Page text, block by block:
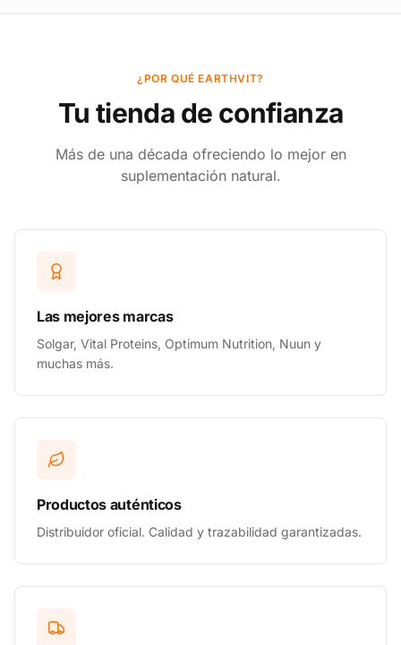
¿POR QUÉ EARTHVIT?
Tu tienda de confianza
Más de una década ofreciendo lo mejor en
suplementación natural.
Las mejores marcas
Solgar, Vital Proteins, Optimum Nutrition, Nuun y
muchas más.
Productos auténticos
Distribuidor oficial. Calidad y trazabilidad garantizadas.